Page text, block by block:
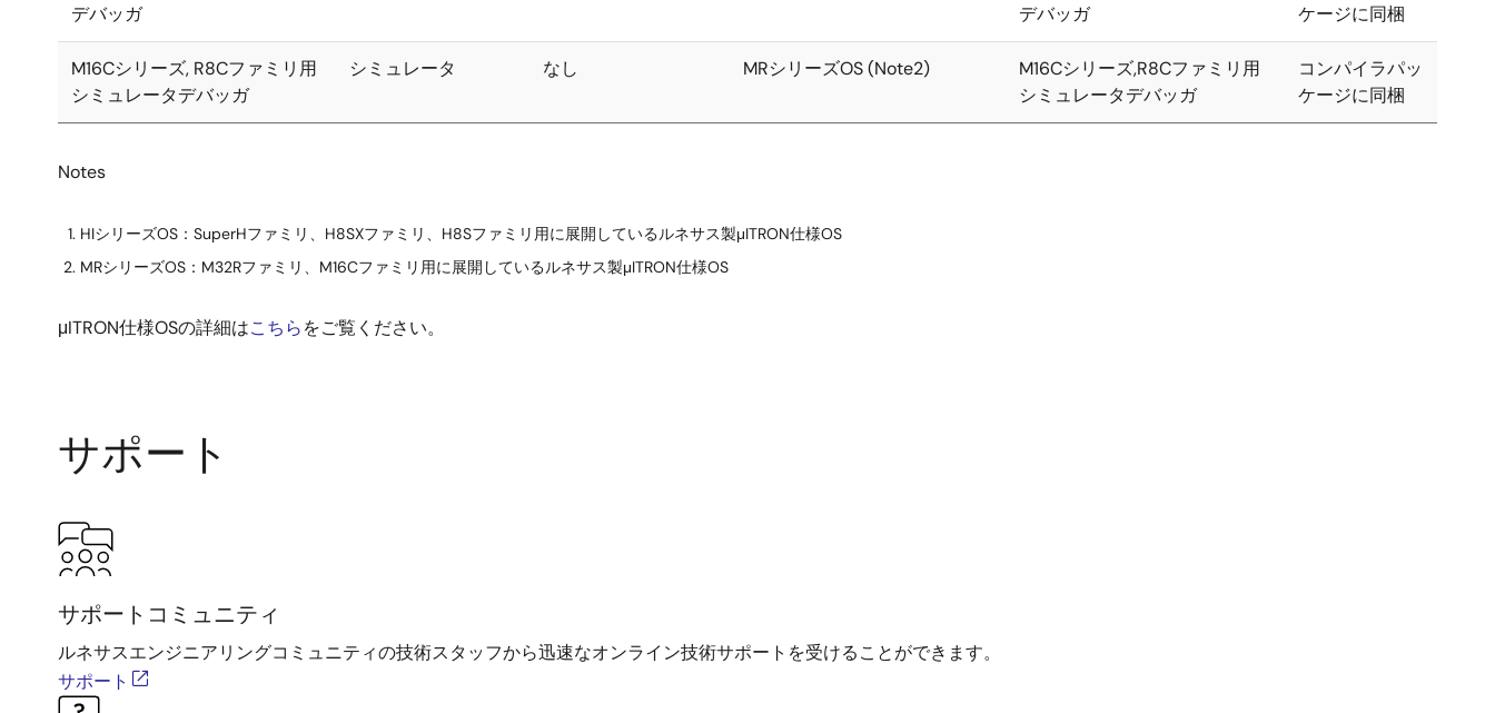
デバッガ
デバッガ
ケージに同梱
M16Cシリーズ, R8Cファミリ用
シミュレータデバッガ
シミュレータ なし MRシリーズOS (Note2)
M16Cシリーズ,R8Cファミリ用
シミュレータデバッガ
コンパイラパッ
ケージに同梱
Notes
HIシリーズOS：SuperHファミリ、H8SXファミリ、H8Sファミリ用に展開しているルネサス製μITRON仕様OS
MRシリーズOS：M32Rファミリ、M16Cファミリ用に展開しているルネサス製μITRON仕様OS
μITRON仕様OSの詳細はこちらをご覧ください。
サポート
サポートコミュニティ
ルネサスエンジニアリングコミュニティの技術スタッフから迅速なオンライン技術サポートを受けることができます。
サポート